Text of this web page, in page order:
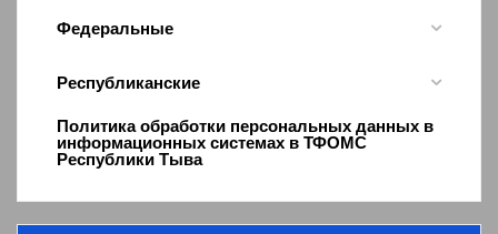
Федеральные
Республиканские
Политика обработки персональных данных в
информационных системах в ТФОМС
Республики Тыва